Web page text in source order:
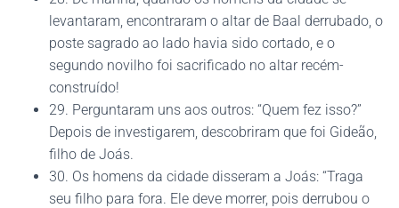
levantaram, encontraram o altar de Baal derrubado, o
poste sagrado ao lado havia sido cortado, e o
segundo novilho foi sacrificado no altar recém-
construído!
29. Perguntaram uns aos outros: “Quem fez isso?”
Depois de investigarem, descobriram que foi Gideão,
filho de Joás.
30. Os homens da cidade disseram a Joás: “Traga
seu filho para fora. Ele deve morrer, pois derrubou o